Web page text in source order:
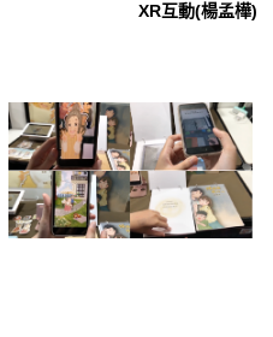
XR互動(楊孟樺)